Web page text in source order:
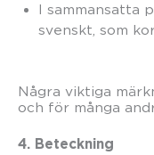
I sammansatta
svenskt, som
Några viktiga
och för många
4. Beteckning